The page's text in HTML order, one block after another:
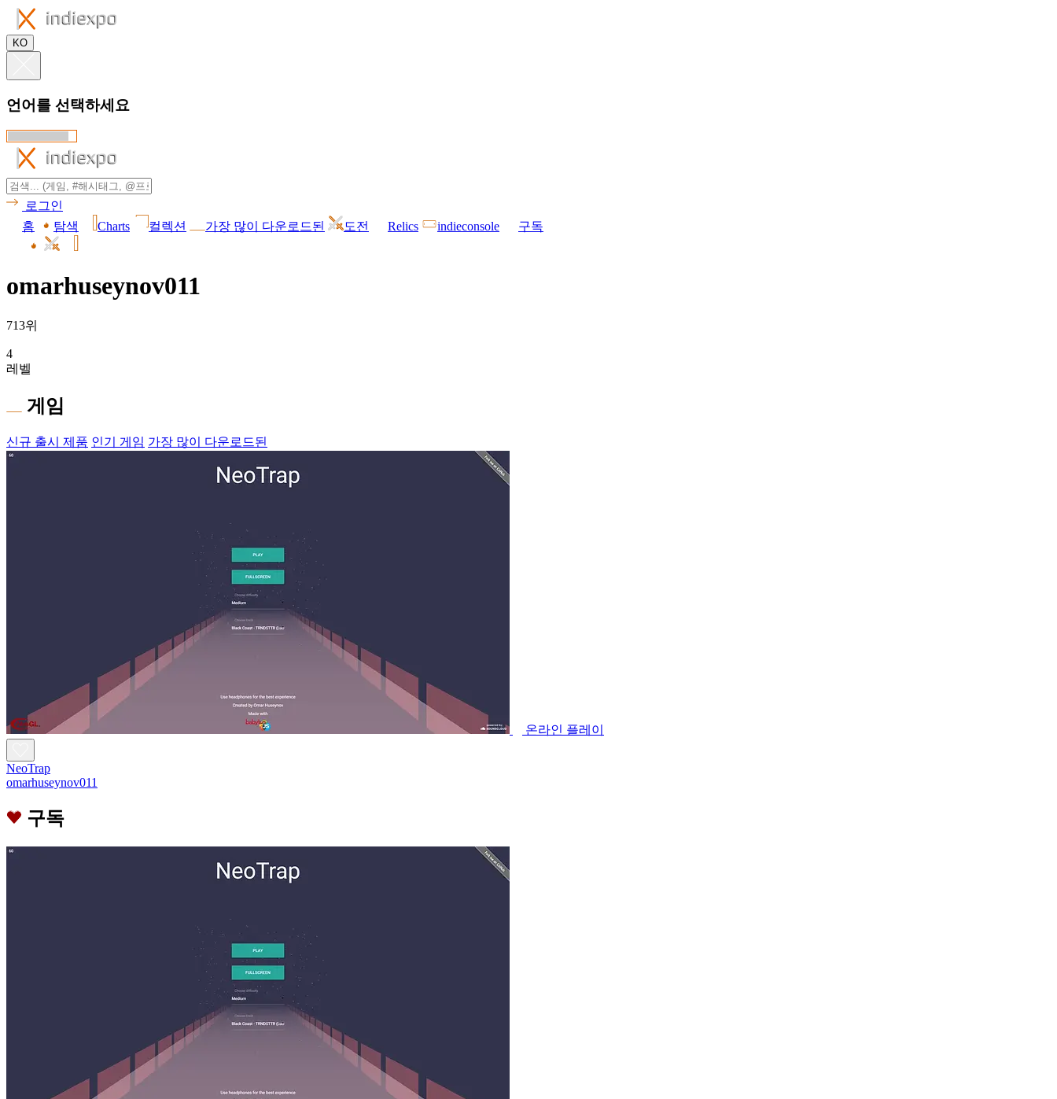
KO
언어를 선택하세요
로그인
홈
탐색 Charts 컬렉션 가장 많이 다운로드된 도전 Relics indieconsole 구독
omarhuseynov011
713위
4
레벨
게임
신규 출시 제품 인기 게임 가장 많이 다운로드된
온라인 플레이
NeoTrap
omarhuseynov011
구독